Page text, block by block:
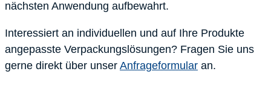
nächsten Anwendung aufbewahrt.
Interessiert an individuellen und auf Ihre Produkte
angepasste Verpackungslösungen? Fragen Sie uns
gerne direkt über unser Anfrageformular an.